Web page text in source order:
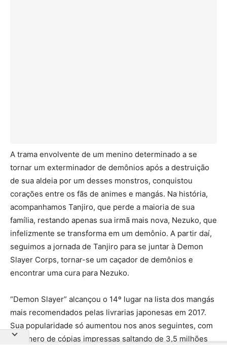
A trama envolvente de um menino determinado a se
tornar um exterminador de demônios após a destruição
de sua aldeia por um desses monstros, conquistou
corações entre os fãs de animes e mangás. Na história,
acompanhamos Tanjiro, que perde a maioria de sua
família, restando apenas sua irmã mais nova, Nezuko, que
infelizmente se transforma em um demônio. A partir daí,
seguimos a jornada de Tanjiro para se juntar à Demon
Slayer Corps, tornar-se um caçador de demônios e
encontrar uma cura para Nezuko.
“Demon Slayer” alcançou o 14º lugar na lista dos mangás
mais recomendados pelas livrarias japonesas em 2017.
Sua popularidade só aumentou nos anos seguintes, com
o número de cópias impressas saltando de 3,5 milhões